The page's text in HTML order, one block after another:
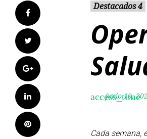
Facebook
Twitter
Google+
LinkedIn
Pinterest
Destacados 4
access_time
junio 10,
Cada semana,